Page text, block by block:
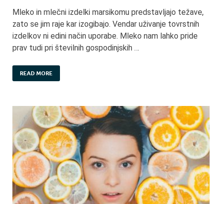
Mleko in mlečni izdelki marsikomu predstavljajo težave,
zato se jim raje kar izogibajo. Vendar uživanje tovrstnih
izdelkov ni edini način uporabe. Mleko nam lahko pride
prav tudi pri številnih gospodinjskih …
READ MORE